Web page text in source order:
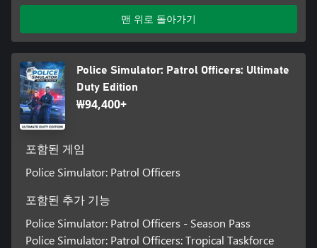
맨 위로 돌아가기
Police Simulator: Patrol Officers: Ultimate
Duty Edition
₩94,400+
포함된 게임
Police Simulator: Patrol Officers
포함된 추가 기능
Police Simulator: Patrol Officers - Season Pass
Police Simulator: Patrol Officers: Tropical Taskforce